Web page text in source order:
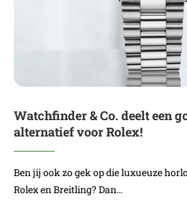
Watchfinder & Co. deelt een
alternatief voor Rolex!
Ben jij ook zo gek op die luxueuze
Rolex en Breitling? Dan…